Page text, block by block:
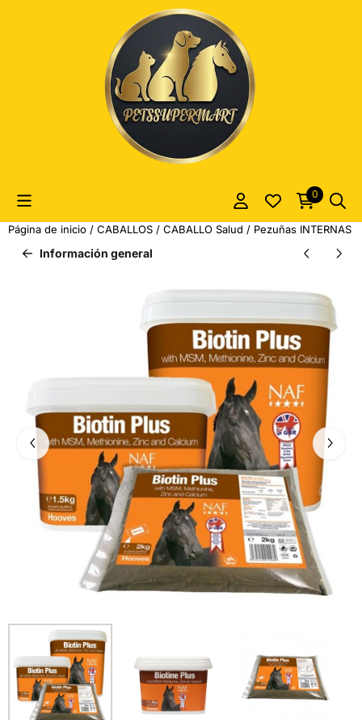
Las preferencias de cookies están actualmente cerradas.
0
Página de inicio / CABALLOS / CABALLO Salud / Pezuñas INTERNAS
Información general